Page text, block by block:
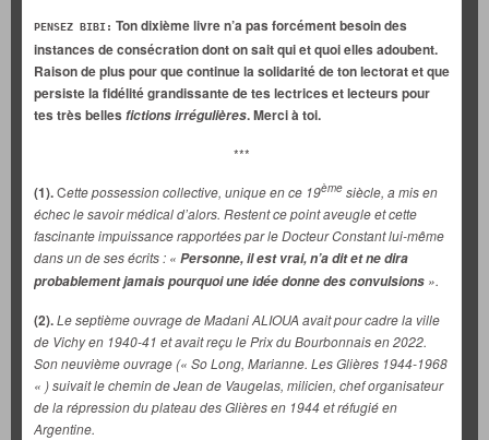
PENSEZ BIBI: Ton dixième livre n’a pas forcément besoin des
instances de consécration dont on sait qui et quoi elles adoubent.
Raison de plus pour que continue la solidarité de ton lectorat et que
persiste la fidélité grandissante de tes lectrices et lecteurs pour
tes très belles fictions irrégulières. Merci à toi.
***
(1).Cette possession collective, unique en ce 19ème siècle, a mis en
échec le savoir médical d’alors. Restent ce point aveugle et cette
fascinante impuissance rapportées par le Docteur Constant lui-même
dans un de ses écrits : « Personne, il est vrai, n’a dit et ne dira
probablement jamais pourquoi une idée donne des convulsions ».
(2).Leseptième ouvrage de Madani ALIOUA avait pour cadre la ville
de Vichy en 1940-41 et avait reçu le Prix du Bourbonnais en 2022.
Son neuvième ouvrage (« So Long, Marianne. Les Glières 1944-1968
« ) suivait le chemin de Jean de Vaugelas, milicien, chef organisateur
de la répression du plateau des Glières en 1944 et réfugié en
Argentine.